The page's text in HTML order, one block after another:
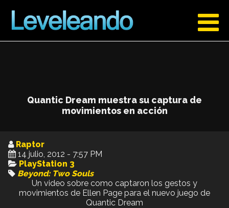
Quantic Dream muestra su captura de
movimientos en acción
Raptor
14 julio, 2012 - 7:57 PM
PlayStation 3
Beyond: Two Souls
Un video sobre como captaron los gestos y
movimientos de Ellen Page para el nuevo juego de
Quantic Dream